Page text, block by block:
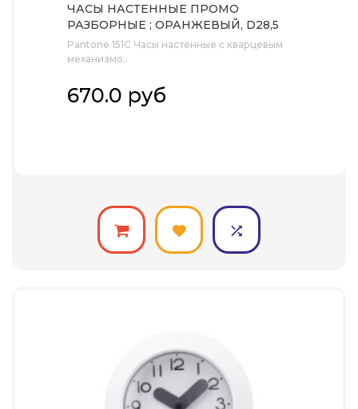
ЧАСЫ НАСТЕННЫЕ ПРОМО
РАЗБОРНЫЕ ; ОРАНЖЕВЫЙ, D28,5
СМ; ПЛАСТИК
Pantone 151C Часы настенные с кварцевым
механизмо..
670.0 руб